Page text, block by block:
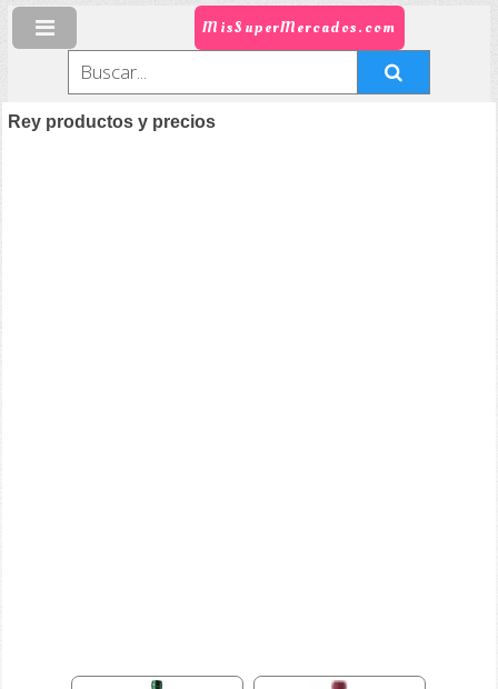
MisSuperMercados.com
Rey productos y precios